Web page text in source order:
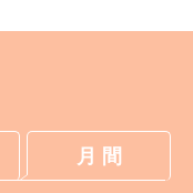
月 間